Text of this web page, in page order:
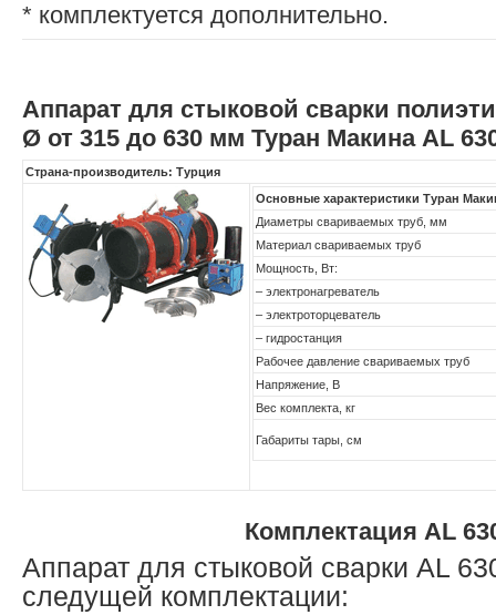
* комплектуется дополнительно.
Аппарат для стыковой сварки
Ø от 315 до 630 мм Туран Макина AL
Страна-производитель: Турция
Основные характеристики Туран
Диаметры свариваемых труб, мм
Материал свариваемых труб
Мощность, Вт:
– электронагреватель
– электроторцеватель
– гидростанция
Рабочее давление свариваемых труб
Напряжение, В
Вес комплекта, кг
Габариты тары, см
Комплектация AL
Аппарат для стыковой сварки AL
следущей комплектации: